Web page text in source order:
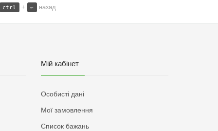
ctrl + ← назад.
Мій кабінет
Особисті дані
Мої замовлення
Список бажань